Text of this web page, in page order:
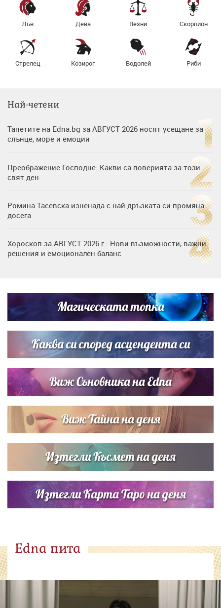
Лъв Дева Везни Скорпион
Стрелец Козирог Водолей Риби
Най-четени
Тапетите на Edna.bg за АВГУСТ 2026 носят усещане за
слънце, море и емоции
Преображение Господне: Какви са поверията за този
свят ден
Ромина Тасевска изненада с най-дръзката си промяна
досега
Хороскоп за АВГУСТ 2026 г.: Нови възможности, важни
решения и емоционален баланс
си деца на семейна морска приказка
Звездна ваканция в Майорка: Дженифър Анистън,
Кортни Кокс и Джим Къртис заедно на яхта
Магическата топка
Каква си според асцендента си
Виж Съновника на Edna
Виж Тайна на деня
Изтегли Късмет на деня
Изтегли Карта Таро на деня
Edna пита